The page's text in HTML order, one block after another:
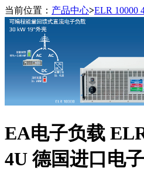
当前位置： 产品中心>ELR 10000
EA电子负载
4U 德国进口电